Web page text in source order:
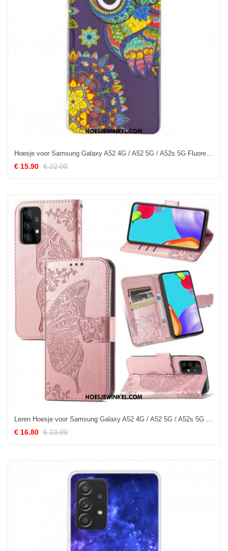
Hoesje voor Samsung Galaxy A52 4G / A52 5G / A52s 5G Fluorescerende Uil Mandala
€ 15.90 € 22.00
Leren Hoesje voor Samsung Galaxy A52 4G / A52 5G / A52s 5G Halve Vlinders
€ 16.80 € 23.00